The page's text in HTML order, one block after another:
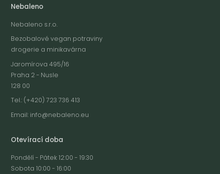
Nebaleno
Nebaleno s.r.o.
Bezobalové vegan potraviny
drogerie a minikavárna
Jaromírova 495/16
Praha 2 - Nusle
128 00
Tel.: (+420) 723 736 413
Email: info@nebaleno.eu
Otevírací doba
Pondělí - Pátek 12:00 - 19:30
Sobota 10:00 - 16:00